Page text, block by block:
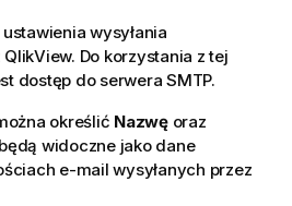
wysyłania
Do korzystania z tej
dostęp do serwera SMTP.
określić Nazwęoraz
widoczne jako dane
e-mail wysyłanych przez